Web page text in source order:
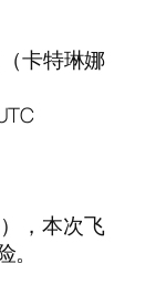
卡特琳娜
，本次飞